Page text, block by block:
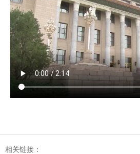
相关链接：